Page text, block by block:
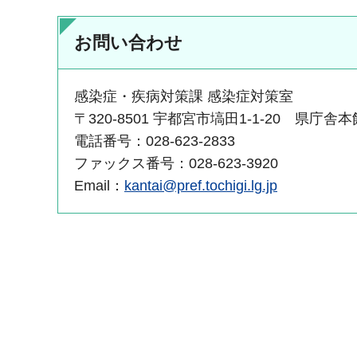
お問い合わせ
感染症・疾病対策課 感染症対策室
〒320-8501 宇都宮市塙田1-1-20 県庁舎本
電話番号：028-623-2833
ファックス番号：028-623-3920
Email： kantai@pref.tochigi.lg.jp